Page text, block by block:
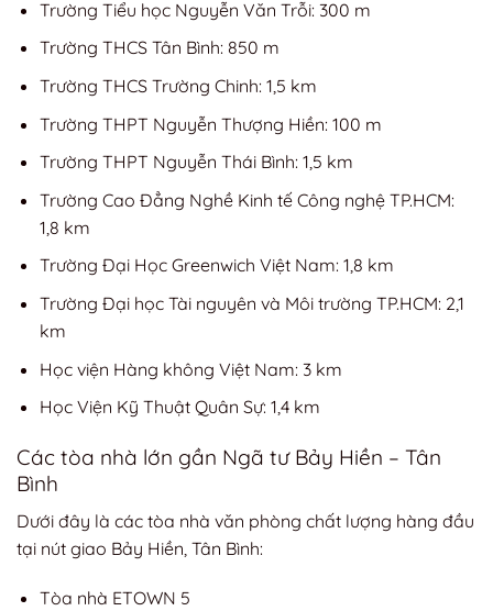
Trường Tiểu học Nguyễn Văn Trỗi: 300 m
Trường THCS Tân Bình: 850 m
Trường THCS Trường Chinh: 1,5 km
Trường THPT Nguyễn Thượng Hiền: 100 m
Trường THPT Nguyễn Thái Bình: 1,5 km
Trường Cao Đẳng Nghề Kinh tế Công nghệ TP.HCM:
1,8 km
Trường Đại Học Greenwich Việt Nam: 1,8 km
Trường Đại học Tài nguyên và Môi trường TP.HCM: 2,1
km
Học viện Hàng không Việt Nam: 3 km
Học Viện Kỹ Thuật Quân Sự: 1,4 km
Các tòa nhà lớn gần Ngã tư Bảy Hiền – Tân
Bình
Dưới đây là các tòa nhà văn phòng chất lượng hàng đầu
tại nút giao Bảy Hiền, Tân Bình:
Tòa nhà ETOWN 5